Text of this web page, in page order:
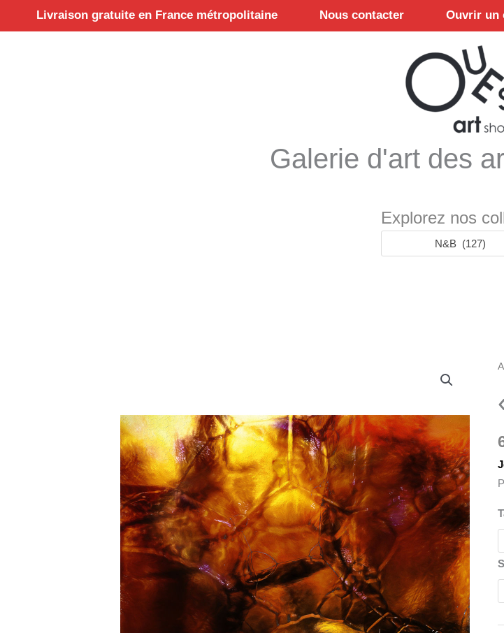
Livraison gratuite en France métropolitaine Nous contacter Ouvrir un
Galerie d'art des
Explorez nos
N&B (127)